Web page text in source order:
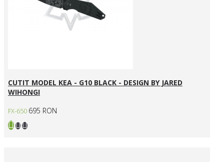
CUTIT MODEL KEA - G10 BLACK - DESIGN BY JARED
WIHONGI
FX-650 695 RON